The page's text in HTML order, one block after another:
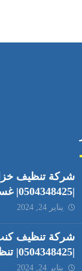
شركة تنظيف
|0504348425| غسيل خزان
يناير 24, 2024
شركة تنظيف
|0504348425| تنظيف بالبخار
يناير 24, 2024